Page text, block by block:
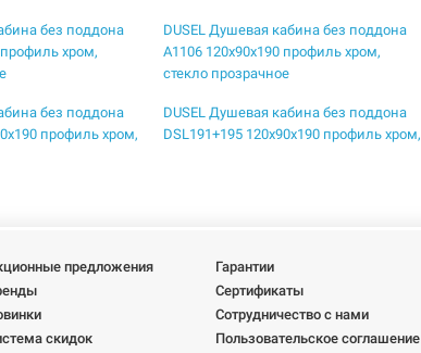
без поддона
хром,
DUSEL Душевая кабина без поддона
A1106 120x90x190 профиль хром,
стекло прозрачное
без поддона
профиль хром,
DUSEL Душевая кабина без поддона
DSL191+195 120x90x190 профиль хром,
без поддона
Paint 100x100x190
стекло прозрачное
DUSEL Душевая кабина без поддона
EF-184BP Black Matt Paint 90x90x190
профиль black matt, стекло прозрачное
предложения Гарантии
Сертификаты
Сотрудничество с нами
скидок
Пользовательское соглашение